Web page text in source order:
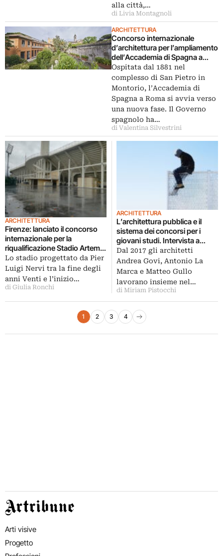
alla città,…
di Livia Montagnoli
ARCHITETTURA
Concorso internazionale
d’architettura per l’ampliamento
dell’Accademia di Spagna a
Roma
Ospitata dal 1881 nel
complesso di San Pietro in
Montorio, l’Accademia di
Spagna a Roma si avvia verso
una nuova fase. Il Governo
spagnolo ha…
di Valentina Silvestrini
ARCHITETTURA
Firenze: lanciato il concorso
internazionale per la
riqualificazione Stadio Artemio
Franchi
Lo stadio progettato da Pier
Luigi Nervi tra la fine degli
anni Venti e l’inizio…
di Giulia Ronchi
ARCHITETTURA
L’architettura pubblica e il
sistema dei concorsi per i
giovani studi. Intervista a
Superspatial
Dal 2017 gli architetti
Andrea Govi, Antonio La
Marca e Matteo Gullo
lavorano insieme nel…
di Miriam Pistocchi
Paginazione degli articoli
1 2 3 4
Pagina successiva
Artribune
Arti visive
Progetto